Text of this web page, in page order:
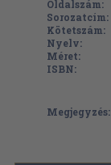
Oldalszám:
Sorozatcím:
Kötetszám:
Nyelv:
Méret:
ISBN:
Megjegyzés: